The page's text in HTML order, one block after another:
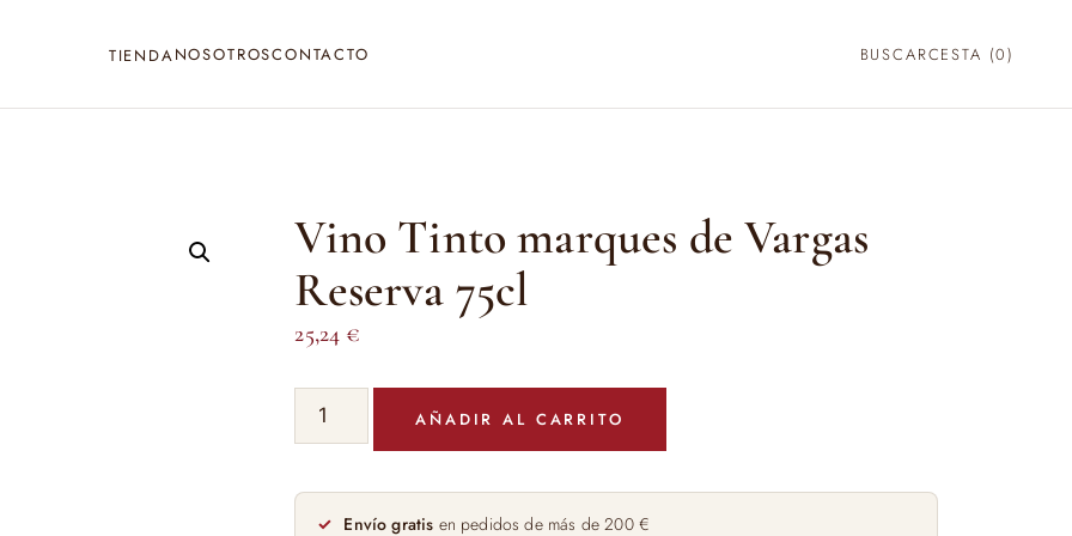
TIENDANOSOTROSCONTACTO BUSCARCESTA (0)
Vino Tinto marques de Vargas
Reserva 75cl
25,24 €
Vino
Tinto
de
Vargas
AÑADIR AL CARRITO
Envío gratis en pedidos de más de 200 €